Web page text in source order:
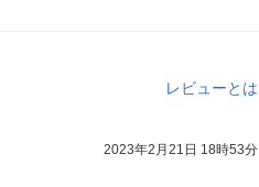
レビューとは
2023年2月21日 18時53分